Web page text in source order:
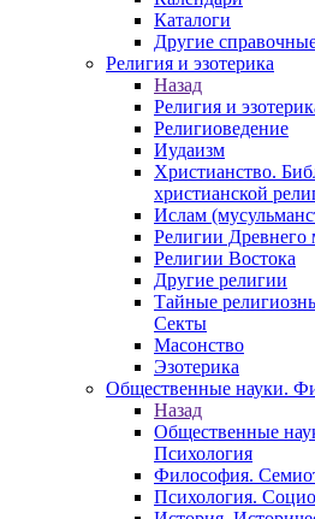
Каталоги
Другие
Религия и эзотерика
Назад
Религия и
Религиоведение
Иудаизм
Христианство.
христианской
Ислам
Религии Древнего
Религии Востока
Другие религии
Тайные
Секты
Масонство
Эзотерика
Общественные науки.
Назад
Общественные
Психология
Философия.
Психология.